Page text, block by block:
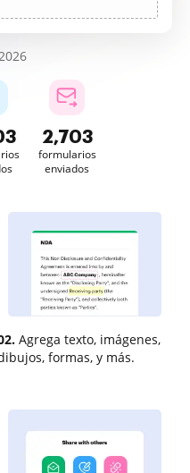
2,703
formularios
enviados
Agrega texto, imágenes,
formas, y más.